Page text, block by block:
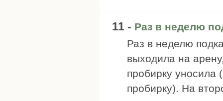
11 - Раз в неделю
Раз в неделю
выходила на
пробирку уносила
пробирку). На